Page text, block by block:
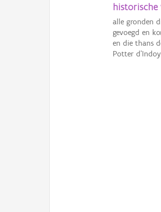
historische
alle gronden
gevoegd en
en die thans
Potter